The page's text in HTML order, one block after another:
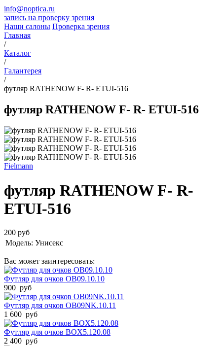
info@noptica.ru
запись на проверку зрения
Наши салоны Проверка зрения
Главная
/
Каталог
/
Галантерея
/
футляр RATHENOW F- R- ETUI-516
футляр RATHENOW F- R- ETUI-516
Fielmann
футляр RATHENOW F- R-
ETUI-516
200 руб
Модель: Унисекс
Вас может заинтересовать:
Футляр для очков OB09.10.10
900 руб
Футляр для очков OB09NK.10.11
1 600 руб
Футляр для очков BOX5.120.08
2 400 руб